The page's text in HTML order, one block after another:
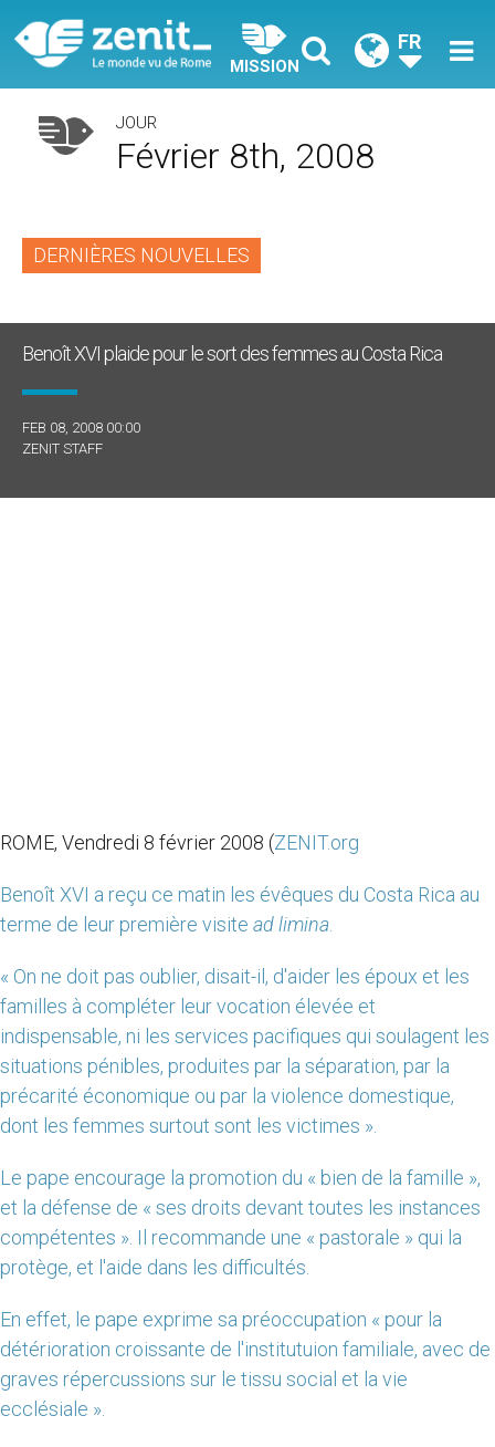
MISSION
FR
JOUR
Février 8th, 2008
DERNIÈRES NOUVELLES
Benoît XVI plaide pour le sort des femmes au Costa Rica
FEB 08, 2008 00:00
ZENIT STAFF
ROME, Vendredi 8 février 2008 (ZENIT.org
Benoît XVI a reçu ce matin les évêques du Costa Rica au
terme de leur première visite ad limina
« On ne doit pas oublier, disait-il, d'aider les époux et les
familles à compléter leur vocation élevée et
indispensable, ni les services pacifiques qui soulagent les
situations pénibles, produites par la séparation, par la
précarité économique ou par la violence domestique,
dont les femmes surtout sont les victimes ».
Le pape encourage la promotion du « bien de la famille »,
et la défense de « ses droits devant toutes les instances
compétentes ». Il recommande une « pastorale » qui la
protège, et l'aide dans les difficultés.
En effet, le pape exprime sa préoccupation « pour la
détérioration croissante de l'institutuion familiale, avec de
graves répercussions sur le tissu social et la vie
ecclésiale ».